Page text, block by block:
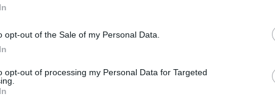
opt-out of the Sale of my Personal Data.
opt-out of processing my Personal Data for Targeted
2 ha participado en la formación del Aula de